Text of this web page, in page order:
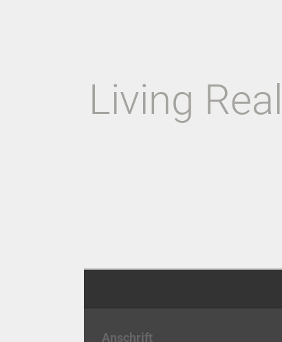
Living
Anschrift